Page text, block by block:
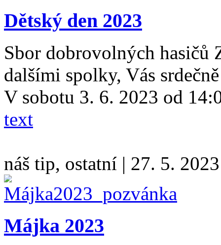
Dětský den 2023
Sbor dobrovolných hasičů
dalšími spolky, Vás
V sobotu 3. 6. 2023 od
text
náš tip, ostatní | 27. 5. 2023
Májka 2023